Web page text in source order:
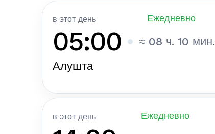
в этот день Ежедневно
05:00 ≈ 08 ч. 10 мин.
Алушта
в этот день Ежедневно